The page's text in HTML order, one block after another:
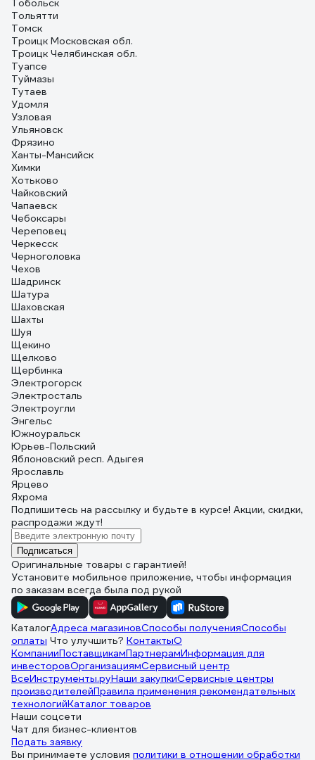
Тобольск
Тольятти
Томск
Троицк Московская обл.
Троицк Челябинская обл.
Туапсе
Туймазы
Тутаев
Удомля
Узловая
Ульяновск
Фрязино
Ханты-Мансийск
Химки
Хотьково
Чайковский
Чапаевск
Чебоксары
Череповец
Черкесск
Черноголовка
Чехов
Шадринск
Шатура
Шаховская
Шахты
Шуя
Щекино
Щелково
Щербинка
Электрогорск
Электросталь
Электроугли
Энгельс
Южноуральск
Юрьев-Польский
Яблоновский респ. Адыгея
Ярославль
Ярцево
Яхрома
Подпишитесь на рассылку и будьте в курсе! Акции, скидки,
распродажи ждут!
Подписаться
Оригинальные товары с гарантией!
Установите мобильное приложение, чтобы информация
по заказам всегда была под рукой
КаталогАдреса магазиновСпособы полученияСпособы
оплаты Что улучшить? КонтактыО
КомпанииПоставщикамПартнерамИнформация для
инвесторовОрганизациямСервисный центр
ВсеИнструменты.руНаши закупкиСервисные центры
производителейПравила применения рекомендательных
технологийКаталог товаров
Наши соцсети
Чат для бизнес-клиентов
Подать заявку
Вы принимаете условия политики в отношении обработки